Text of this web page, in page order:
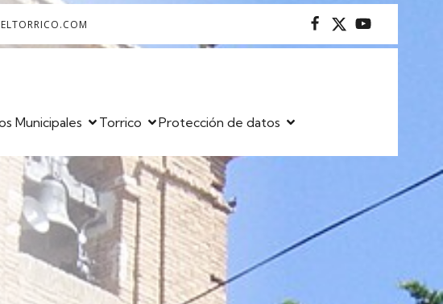
Municipales Torrico Protección de datos